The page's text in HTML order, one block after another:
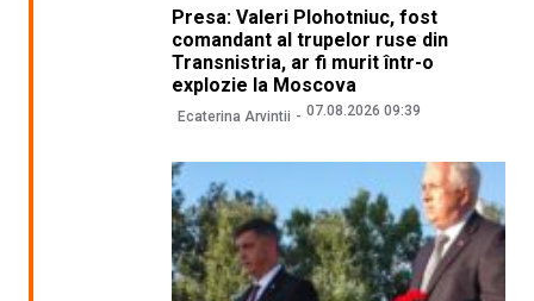
Presa: Valeri Plohotniuc, fost
comandant al trupelor ruse din
Transnistria, ar fi murit într-o
explozie la Moscova
Ecaterina Arvintii 07.08.2026 09:39